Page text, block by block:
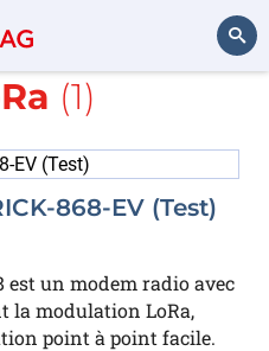
balise
TME
(1)
868-EV (Test)
est un modem radio avec
la modulation LoRa,
point à point facile.